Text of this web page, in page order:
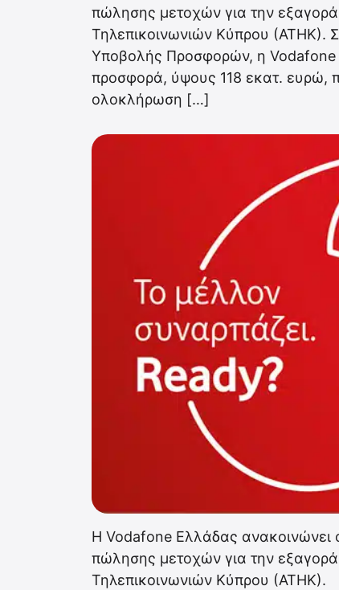
πώλησης μετοχών για την
Τηλεπικοινωνιών Κύπρου (ΑΤΗΚ).
Υποβολής Προσφορών, η Vodafone
προσφορά, ύψους 118 εκατ. ευρώ,
ολοκλήρωση […]
H Vodafone Ελλάδας
πώλησης μετοχών για την
Τηλεπικοινωνιών Κύπρου (ΑΤΗΚ).